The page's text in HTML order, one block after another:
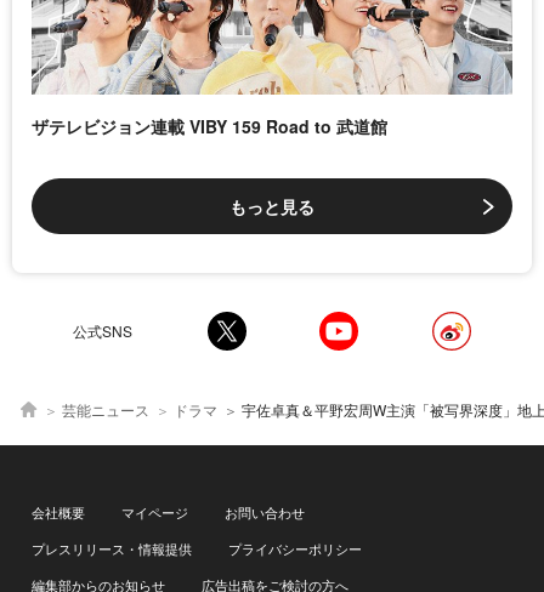
ザテレビジョン連載 VIBY 159 Road to 武道館
もっと見る
公式SNS
芸能ニュース ドラマ 宇佐卓真＆平野宏周W主演「被写界深度」地上波放送決定 正反対の2人が少年から大人へと変わる狭間で揺れ動くラブス
会社概要 マイページ
お問い合わせ
プレスリリース・情報提供
プライバシーポリシー
編集部からのお知らせ
広告出稿をご検討の方へ